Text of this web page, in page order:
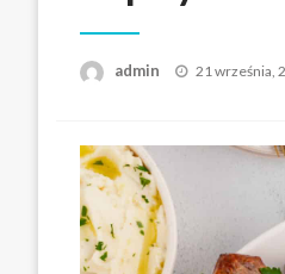
admin
Opublikowane
21 września,